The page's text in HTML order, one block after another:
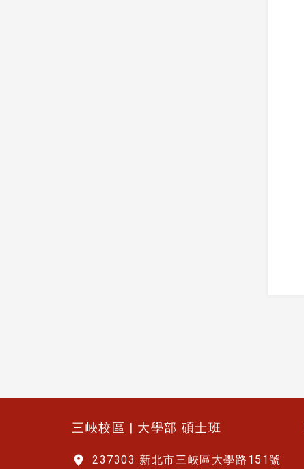
三峽校區 | 大學部 碩士班
237303 新北市三峽區大學路151號